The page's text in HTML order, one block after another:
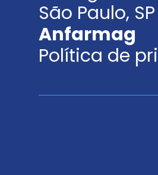
São Paulo, SP
Anfarmag
Política de